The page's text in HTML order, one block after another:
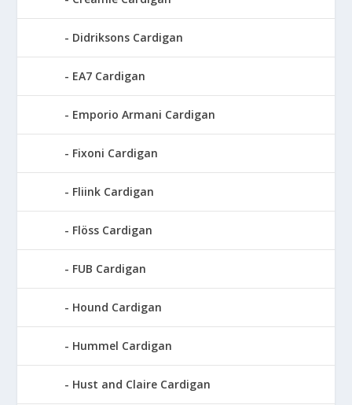
Didriksons Cardigan
EA7 Cardigan
Emporio Armani Cardigan
Fixoni Cardigan
Fliink Cardigan
Flöss Cardigan
FUB Cardigan
Hound Cardigan
Hummel Cardigan
Hust and Claire Cardigan